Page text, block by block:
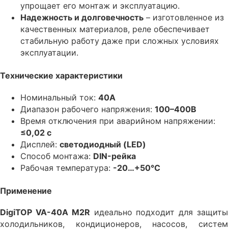
упрощает его монтаж и эксплуатацию.
Надежность и долговечность – изготовленное из
качественных материалов, реле обеспечивает
стабильную работу даже при сложных условиях
эксплуатации.
Технические характеристики
Номинальный ток: 40А
Диапазон рабочего напряжения: 100–400В
Время отключения при аварийном напряжении:
≤0,02 с
Дисплей: светодиодный (LED)
Способ монтажа: DIN-рейка
Рабочая температура: -20…+50°C
Применение
DigiTOP VA-40A M2R идеально подходит для защиты
холодильников, кондиционеров, насосов, систем